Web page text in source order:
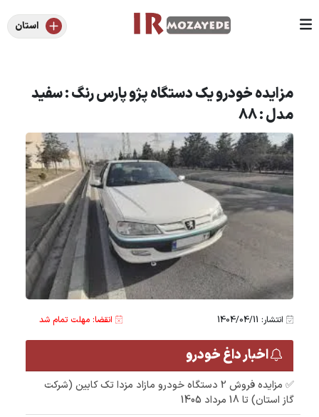
استان
مزایده خودرو یک دستگاه پژو پارس رنگ : سفید
مدل : 88
انتشار: 1404/04/11 انقضا: مهلت تمام شد
اخبار داغ خودرو
✅ مزایده فروش 2 دستگاه خودرو مازاد مزدا تک کابین (شرکت
گاز استان) تا 18 مرداد 1405